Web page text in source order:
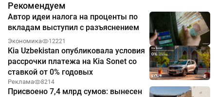
Рекомендуем
Автор идеи налога на проценты по
вкладам выступил с разъяснением
Экономика 12221
Kia Uzbekistan опубликовала условия
рассрочки платежа на Kia Sonet со
ставкой от 0% годовых
Реклама 8214
Присвоено 7,4 млрд сумов: вынесен